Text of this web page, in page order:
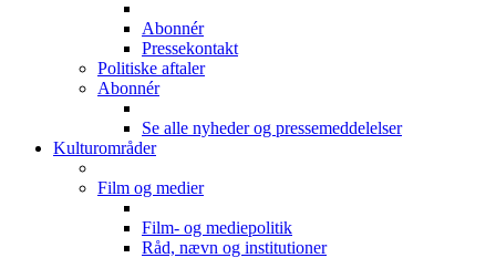
Abonnér
Pressekontakt
Politiske aftaler
Abonnér
Se alle nyheder og pressemeddelelser
Kulturområder
Film og medier
Film- og mediepolitik
Råd, nævn og institutioner